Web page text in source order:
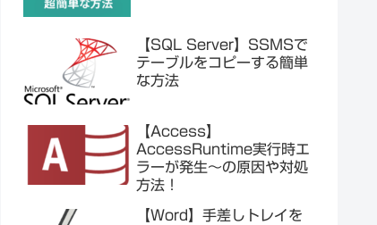
【SQL Server】SSMSで
テーブルをコピーする簡単
な方法
【Access】
AccessRuntime実行時エ
ラーが発生～の原因や対処
方法！
【Word】手差しトレイを